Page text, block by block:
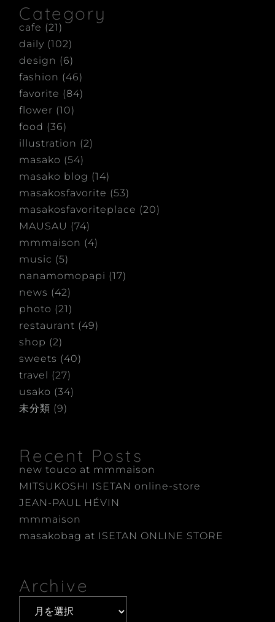
Category
cafe (21)
daily (102)
design (6)
fashion (46)
favorite (84)
flower (10)
food (36)
illustration (2)
masako (54)
masako blog (14)
masakosfavorite (53)
masakosfavoriteplace (20)
MAUSAU (74)
mmmaison (4)
music (5)
nanamomopapi (17)
news (42)
photo (21)
restaurant (49)
shop (2)
sweets (40)
travel
(27)
usako (34)
未分類 (9)
Recent Posts
new touco at mmmaison
MITSUKOSHI ISETAN online-store
JEAN-PAUL HÉVIN
mmmaison
masakobag at ISETAN ONLINE STORE
Archive
Archive